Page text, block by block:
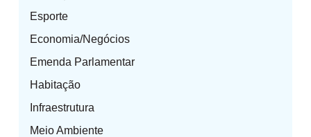
Esporte
Economia/Negócios
Emenda Parlamentar
Habitação
Infraestrutura
Meio Ambiente